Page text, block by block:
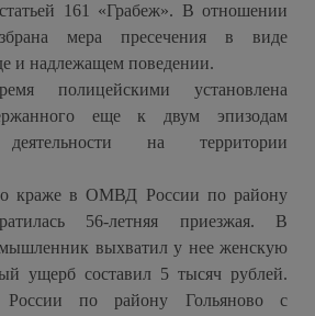
161 «Грабеж». В отношении
мера пресечения в виде
и надлежащем поведении.
полицейскими установлена
еще к двум эпизодам
деятельности на территории
о краже в ОМВД России по району
56-летняя приезжая. В
выхватил у нее женскую
ущерб составил 5 тысяч рублей.
по району Гольяново с